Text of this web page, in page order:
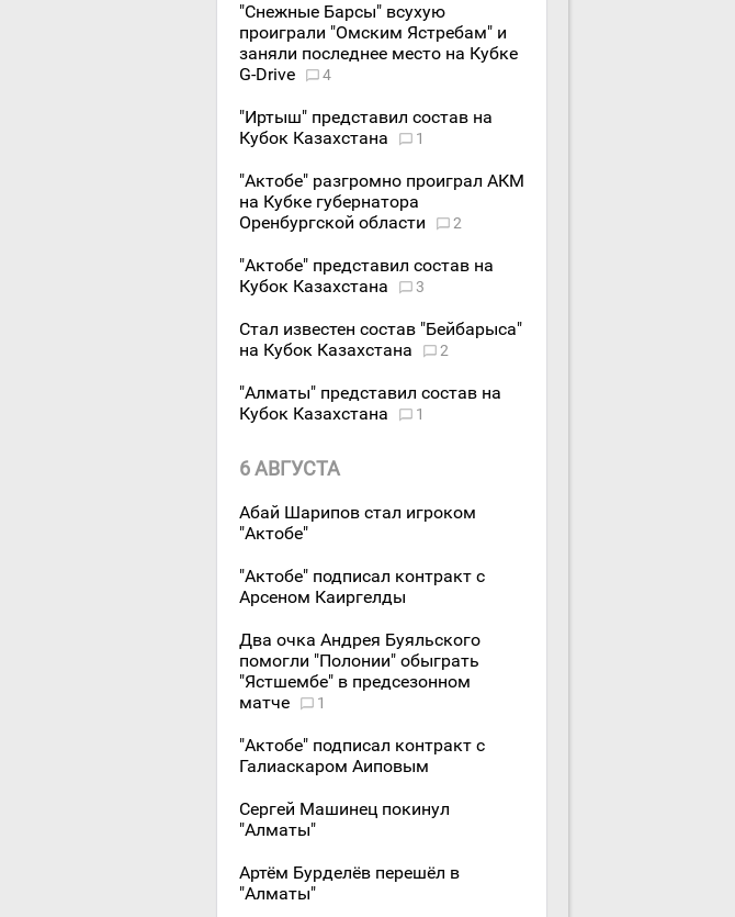
"Снежные Барсы" всухую
проиграли "Омским Ястребам" и
заняли последнее место на Кубке
G-Drive
4
"Иртыш" представил состав на
Кубок Казахстана
1
"Актобе" разгромно проиграл АКМ
на Кубке губернатора
Оренбургской области
2
"Актобе" представил состав на
Кубок Казахстана
3
Стал известен состав "Бейбарыса"
на Кубок Казахстана
2
"Алматы" представил состав на
Кубок Казахстана
1
6 АВГУСТА
Абай Шарипов стал игроком
"Актобе"
"Актобе" подписал контракт с
Арсеном Каиргелды
Два очка Андрея Буяльского
помогли "Полонии" обыграть
"Ястшембе" в предсезонном
матче
1
"Актобе" подписал контракт с
Галиаскаром Аиповым
Сергей Машинец покинул
"Алматы"
Артём Бурделёв перешёл в
"Алматы"